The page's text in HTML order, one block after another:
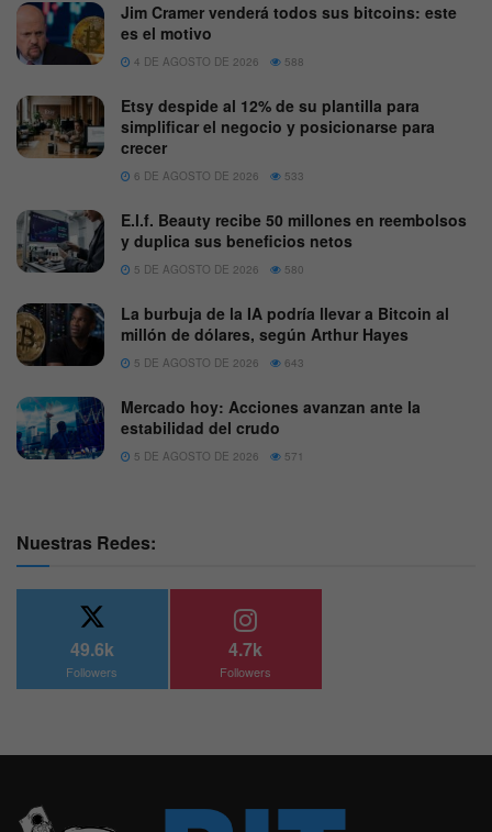
Jim Cramer venderá todos sus bitcoins: este
es el motivo
4 DE AGOSTO DE 2026 588
Etsy despide al 12% de su plantilla para
simplificar el negocio y posicionarse para
crecer
6 DE AGOSTO DE 2026 533
E.l.f. Beauty recibe 50 millones en reembolsos
y duplica sus beneficios netos
5 DE AGOSTO DE 2026 580
La burbuja de la IA podría llevar a Bitcoin al
millón de dólares, según Arthur Hayes
5 DE AGOSTO DE 2026 643
Mercado hoy: Acciones avanzan ante la
estabilidad del crudo
5 DE AGOSTO DE 2026 571
Nuestras Redes:
49.6k
Followers
4.7k
Followers